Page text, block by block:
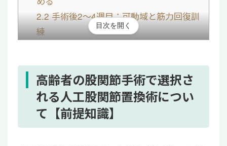
2.2手術後2〜4週目：可動域と筋力回復訓
練
人工股関節術後のリハビリの流れと全体像
3.1 術後リハビリのフェーズ（術後直後～
退院後）
3.2
歩行・自立までの目安
目次を開く
高齢者の股関節手術で選択さ
れる人工股関節置換術につい
て【前提知識】